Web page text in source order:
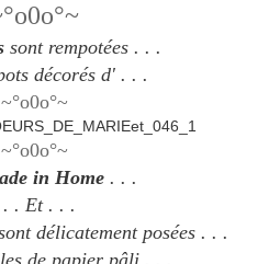
sont rempotées . . .
décorés d' . . .
~°o0o°~
~°o0o°~
in Home . . .
. . Et . . .
délicatement posées . . .